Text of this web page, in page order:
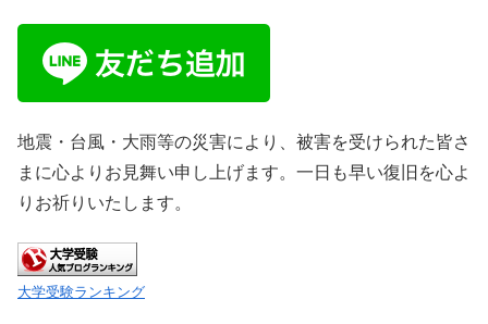
地震・台風・大雨等の災害により、被害を受けられた皆さ
まに心よりお見舞い申し上げます。一日も早い復旧を心よ
りお祈りいたします。
大学受験ランキング